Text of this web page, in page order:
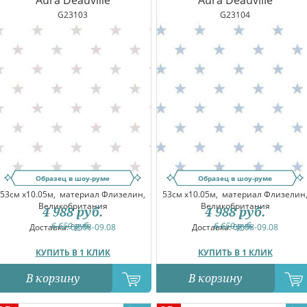
G23103
Образец в шоу-руме
53см x10.05м, материал Флизелин,
Великобритания
Доставка:08.08-09.08
КУПИТЬ В 1 КЛИК
6 650руб.
4 988 руб.
В корзину
G23104
Образец в шоу-руме
53см x10.05м, материал Флизелин,
Великобритания
Доставка:08.08-09.08
КУПИТЬ В 1 КЛИК
6 650руб.
4 988 руб.
В корзину